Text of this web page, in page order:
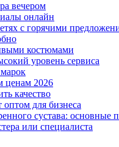
вечером
онлайн
с горячими
костюмами
уровень сервиса
ценам 2026
качество
оптом для бизнеса
сустава: основные
или специалиста